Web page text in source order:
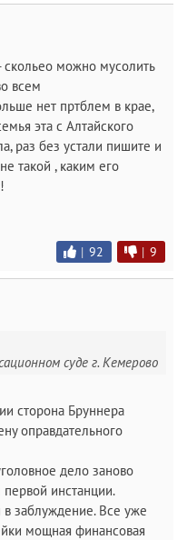
скольео можно мусолить
всем
нет пртблем в крае,
эта с Алтайского
раз без устали пишите и
такой , каким его
| 92 | 9
суде г. Кемерово
сторона Бруннера
оправдательного
дело заново
первой инстанции.
заблуждение. Все уже
мощная финансовая